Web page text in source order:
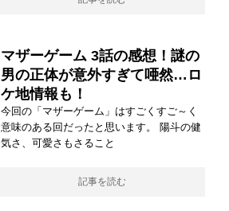
マザーゲーム 3話の感想！謎の
男の正体が意外すぎて唖然…ロ
ケ地情報も！
今回の「マザーゲーム」はすごくすご～く
意味のある回だったと思います。 陽斗の健
気さ、可愛さもさること
記事を読む